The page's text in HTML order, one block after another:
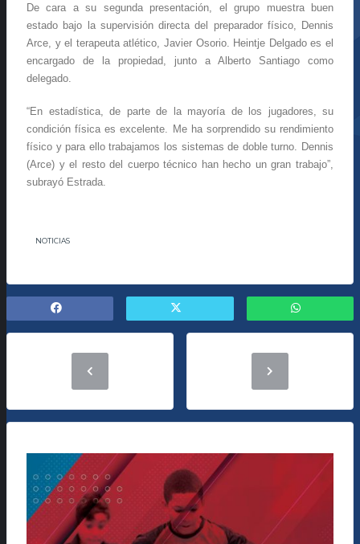
De cara a su segunda presentación, el grupo muestra buen
estado bajo la supervisión directa del preparador físico, Dennis
Arce, y el terapeuta atlético, Javier Osorio. Heintje Delgado es el
encargado de la propiedad, junto a Alberto Santiago como
delegado.
“En estadística, de parte de la mayoría de los jugadores, su
condición física es excelente. Me ha sorprendido su rendimiento
físico y para ello trabajamos los sistemas de doble turno. Dennis
(Arce) y el resto del cuerpo técnico han hecho un gran trabajo”,
subrayó Estrada.
NOTICIAS